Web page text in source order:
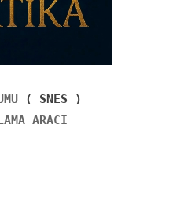
( SNES )
ARACI